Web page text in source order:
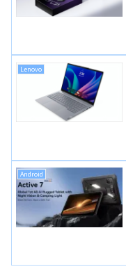
Lenovo
Android